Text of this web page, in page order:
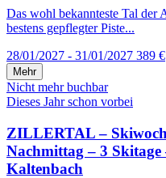
Das wohl bekannteste Tal der
bestens gepflegter Piste...
28/01/2027 - 31/01/2027 389 €
Mehr
Nicht mehr buchbar
Dieses Jahr schon vorbei
ZILLERTAL –
Nachmittag – 3
Kaltenbach